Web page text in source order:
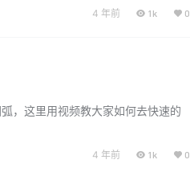
4 年前 1k 0
，这里用视频教大家如何去快速的
4 年前 1k 0